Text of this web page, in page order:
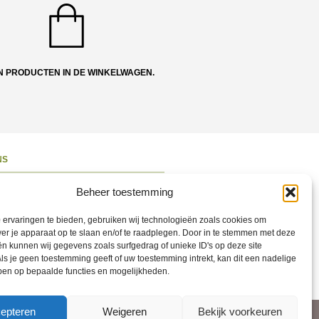
Beheer toestemming
ervaringen te bieden, gebruiken wij technologieën zoals cookies om
je apparaat op te slaan en/of te raadplegen. Door in te stemmen met deze
kunnen wij gegevens zoals surfgedrag of unieke ID's op deze site
je geen toestemming geeft of uw toestemming intrekt, kan dit een nadelige
op bepaalde functies en mogelijkheden.
Weigeren Bekijk voorkeuren
PRODUCTEN IN DE WINKELWAGEN.
opnemen
op Social